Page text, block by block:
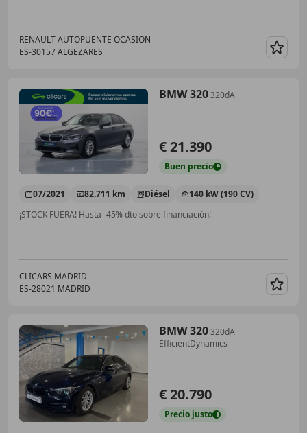
RENAULT AUTOPUENTE OCASION
ES-30157 ALGEZARES
BMW 320320dA
€ 21.390
Buen precio
07/2021 82.711 km Diésel
140 kW (190 CV)
¡STOCK FUERA! Hasta -45% dto sobre financiación!
CLICARS MADRID
ES-28021 MADRID
BMW 320320dA
EfficientDynamics
€ 20.790
Precio justo